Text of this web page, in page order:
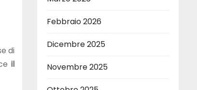
di
il
Febbraio 2026
Dicembre 2025
Novembre 2025